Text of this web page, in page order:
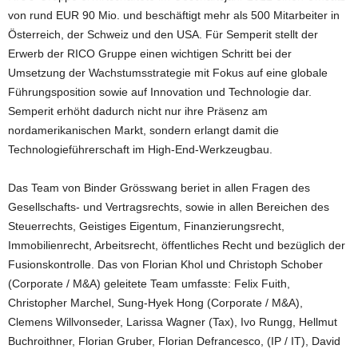
von rund EUR 90 Mio. und beschäftigt mehr als 500 Mitarbeiter in
Österreich, der Schweiz und den USA. Für Semperit stellt der
Erwerb der RICO Gruppe einen wichtigen Schritt bei der
Umsetzung der Wachstumsstrategie mit Fokus auf eine globale
Führungsposition sowie auf Innovation und Technologie dar.
Semperit erhöht dadurch nicht nur ihre Präsenz am
nordamerikanischen Markt, sondern erlangt damit die
Technologieführerschaft im High-End-Werkzeugbau.
Das Team von Binder Grösswang beriet in allen Fragen des
Gesellschafts- und Vertragsrechts, sowie in allen Bereichen des
Steuerrechts, Geistiges Eigentum, Finanzierungsrecht,
Immobilienrecht, Arbeitsrecht, öffentliches Recht und bezüglich der
Fusionskontrolle. Das von Florian Khol und Christoph Schober
(Corporate / M&A) geleitete Team umfasste: Felix Fuith,
Christopher Marchel, Sung-Hyek Hong (Corporate / M&A),
Clemens Willvonseder, Larissa Wagner (Tax), Ivo Rungg, Hellmut
Buchroithner, Florian Gruber, Florian Defrancesco, (IP / IT), David